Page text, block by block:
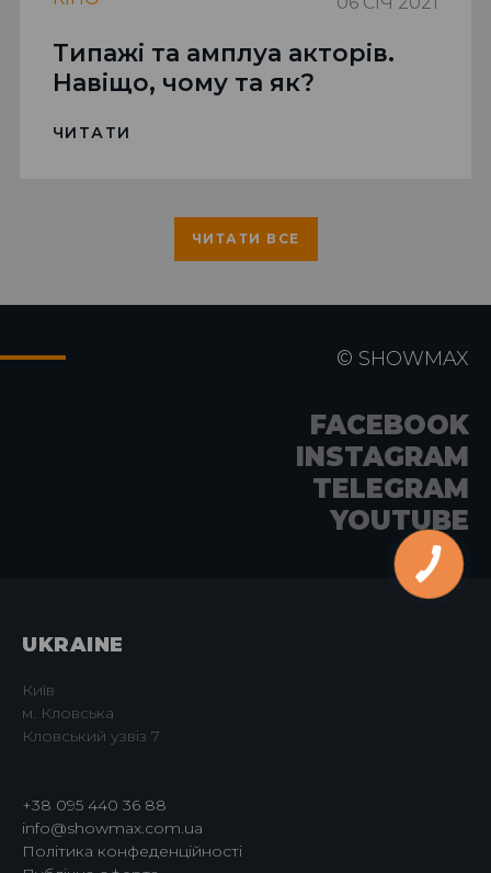
Типажі та амплуа акторів.
Навіщо, чому та як?
ЧИТАТИ
ЧИТАТИ ВСЕ
UKRAINE
Київ
м. Кловська
Кловський узвіз 7
+38 095 440 36 88
info@showmax.com.ua
Політика конфеденційності
© SHOWMAX
FACEBOOK
INSTAGRAM
TELEGRAM
YOUTUBE